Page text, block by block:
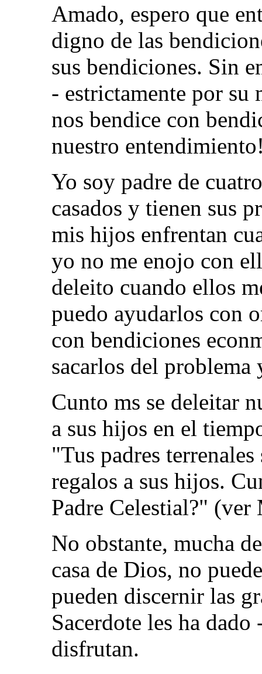
Amado, espero que
digno de las
sus bendiciones. Sin
- estrictamente por
nos bendice con
nuestro
Yo soy padre de
casados y tienen sus
mis hijos enfrentan
yo no me enojo con
deleito cuando ellos
puedo ayudarlos con
con bendiciones
sacarlos del problema
Cunto ms se deleitar
a sus hijos en el
"Tus padres
regalos a sus hijos.
Padre Celestial?" (ver
No obstante, mucha
casa de Dios, no
pueden discernir las
Sacerdote les ha
disfrutan.